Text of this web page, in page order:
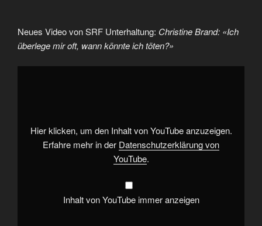
Neues Video von SRF Unterhaltung: Christine Brand: «Ich
überlege mir oft, wann könnte ich töten?»
„Christine
könnte
töten?»“
Hier klicken, um den Inhalt von YouTube anzuzeigen.
Erfahre mehr in der Datenschutzerklärung von
YouTube.
Inhalt von YouTube immer anzeigen